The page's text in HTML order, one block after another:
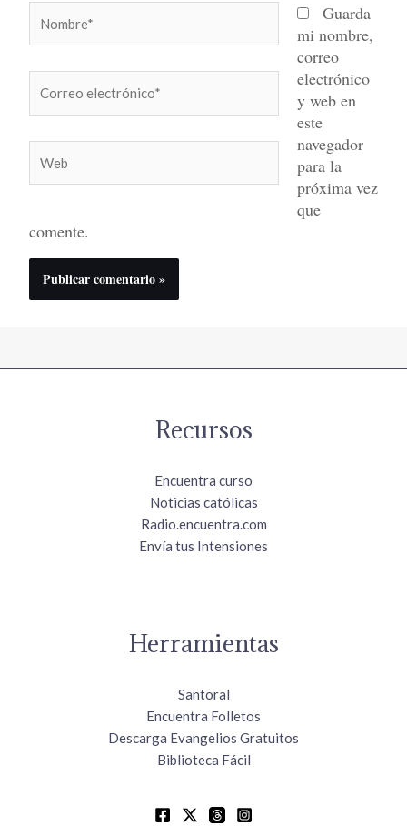
electrónico*
Guarda
mi nombre,
correo
electrónico
y web en
este
navegador
para la
próxima vez
que
comente.
Recursos
Encuentra curso
Noticias católicas
Radio.encuentra.com
Envía tus Intensiones
Herramientas
Santoral
Encuentra Folletos
Descarga Evangelios Gratuitos
Biblioteca Fácil